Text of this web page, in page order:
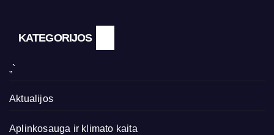
KATEGORIJOS
„`
Aktualijos
Aplinkosauga ir klimato kaita